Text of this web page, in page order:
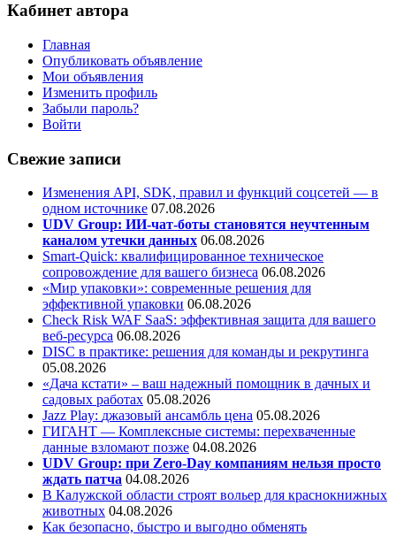
Кабинет автора
Главная
Опубликовать объявление
Мои объявления
Изменить профиль
Забыли пароль?
Войти
Свежие записи
Изменения API, SDK, правил и функций соцсетей — в
одном источнике 07.08.2026
UDV Group: ИИ-чат-боты становятся неучтенным
каналом утечки данных 06.08.2026
Smart-Quick: квалифицированное техническое
сопровождение для вашего бизнеса 06.08.2026
«Мир упаковки»: современные решения для
эффективной упаковки 06.08.2026
Check Risk WAF SaaS: эффективная защита для вашего
веб-ресурса 06.08.2026
DISC в практике: решения для команды и рекрутинга
05.08.2026
«Дача кстати» – ваш надежный помощник в дачных и
садовых работах 05.08.2026
Jazz Play: джазовый ансамбль цена 05.08.2026
ГИГАНТ — Комплексные системы: перехваченные
данные взломают позже 04.08.2026
UDV Group: при Zero-Day компаниям нельзя просто
ждать патча 04.08.2026
В Калужской области строят вольер для краснокнижных
животных 04.08.2026
Как безопасно, быстро и выгодно обменять